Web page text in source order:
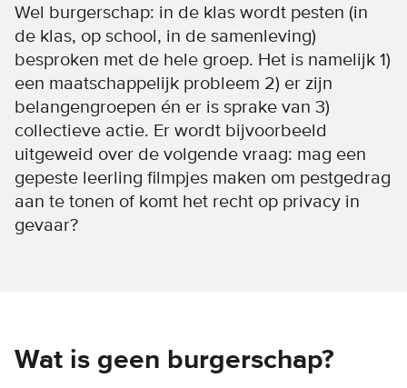
Wel burgerschap: in de klas wordt pesten (in
de klas, op school, in de samenleving)
besproken met de hele groep. Het is namelijk 1)
een maatschappelijk probleem 2) er zijn
belangengroepen én er is sprake van 3)
collectieve actie. Er wordt bijvoorbeeld
uitgeweid over de volgende vraag: mag een
gepeste leerling filmpjes maken om pestgedrag
aan te tonen of komt het recht op privacy in
gevaar?
Wat is geen burgerschap?